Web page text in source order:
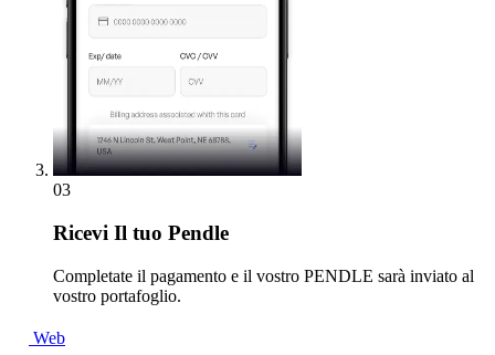
03
Ricevi Il tuo Pendle
Completate il pagamento e il vostro PENDLE sarà inviato al
vostro portafoglio.
Web